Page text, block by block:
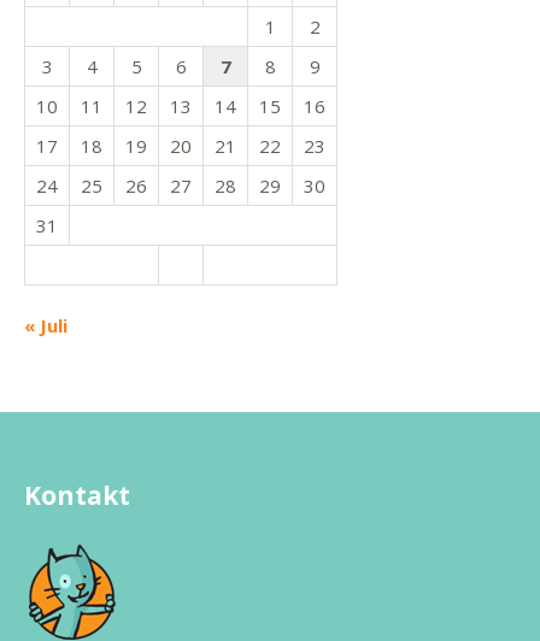
« Juli
1
2
3
4 5 6 7 8
9
10
11 12 13 14 15
16
17
18 19 20 21 22
23
24
25 26 27 28 29
30
31
Kontakt